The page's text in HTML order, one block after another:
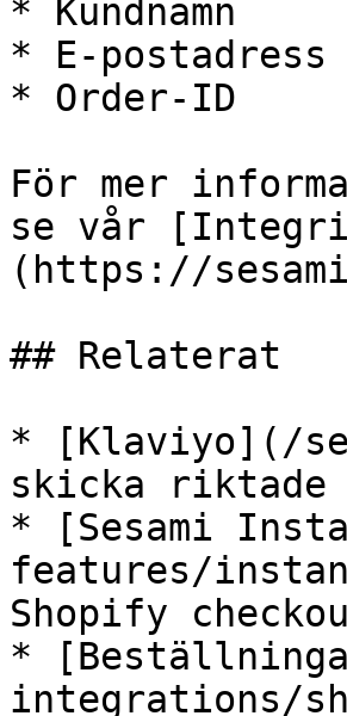
* Kundnamn
* E-postadress
* Order-ID
För mer
se vår
(https://
## Relaterat
* [Klaviyo](/
skicka riktade
* [Sesami
features/
Shopify
*
integrations/